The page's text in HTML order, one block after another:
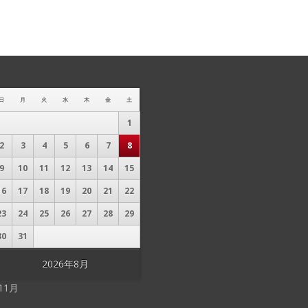
2026年8月
日 月 火 水 木 金 土
1
2
3 4 5 6 7
8
9
10 11 12 13 14
15
17 18 19 20 21
22
24 25 26 27 28
29
31
月